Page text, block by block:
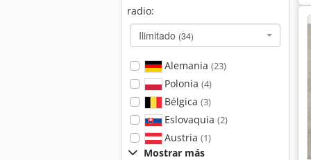
radio:
Ilimitado (34)
Alemania (23)
Polonia (4)
Bélgica (3)
Eslovaquia (2)
Austria (1)
Mostrar más